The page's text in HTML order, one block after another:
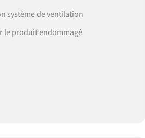
système de ventilation
le produit endommagé